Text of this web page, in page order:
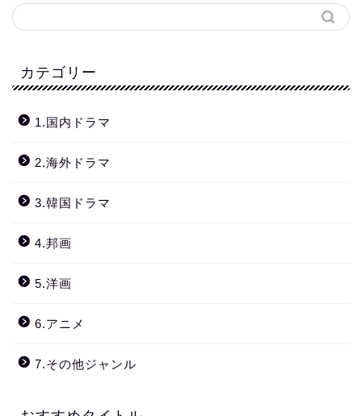
カテゴリー
1.国内ドラマ
2.海外ドラマ
3.韓国ドラマ
4.邦画
5.洋画
6.アニメ
7.その他ジャンル